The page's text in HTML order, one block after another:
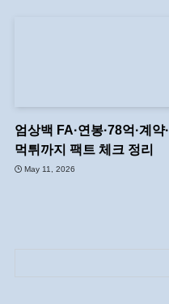
엄상백 FA·연봉·78억·계약·
먹튀까지 팩트 체크 정리
May 11, 2026